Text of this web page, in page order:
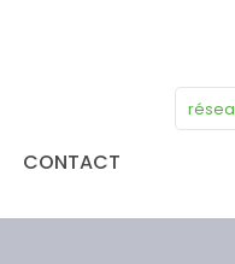
CONTACT